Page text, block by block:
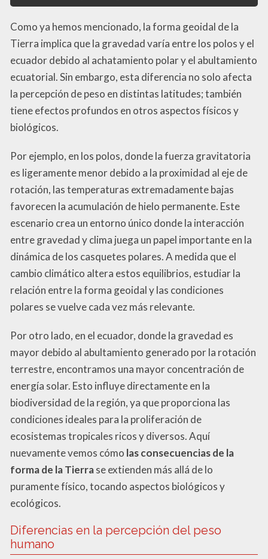
Como ya hemos mencionado, la forma geoidal de la
Tierra implica que la gravedad varía entre los polos y el
ecuador debido al achatamiento polar y el abultamiento
ecuatorial. Sin embargo, esta diferencia no solo afecta
la percepción de peso en distintas latitudes; también
tiene efectos profundos en otros aspectos físicos y
biológicos.
Por ejemplo, en los polos, donde la fuerza gravitatoria
es ligeramente menor debido a la proximidad al eje de
rotación, las temperaturas extremadamente bajas
favorecen la acumulación de hielo permanente. Este
escenario crea un entorno único donde la interacción
entre gravedad y clima juega un papel importante en la
dinámica de los casquetes polares. A medida que el
cambio climático altera estos equilibrios, estudiar la
relación entre la forma geoidal y las condiciones
polares se vuelve cada vez más relevante.
Por otro lado, en el ecuador, donde la gravedad es
mayor debido al abultamiento generado por la rotación
terrestre, encontramos una mayor concentración de
energía solar. Esto influye directamente en la
biodiversidad de la región, ya que proporciona las
condiciones ideales para la proliferación de
ecosistemas tropicales ricos y diversos. Aquí
nuevamente vemos cómo las consecuencias de la
forma de la Tierrase extienden más allá de lo
puramente físico, tocando aspectos biológicos y
ecológicos.
Diferencias en la percepción del peso
humano